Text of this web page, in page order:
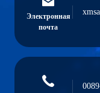
Электронная
почта